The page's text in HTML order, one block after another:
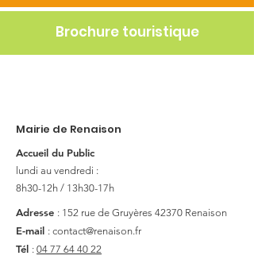
Brochure touristique
Mairie de Renaison
Accueil du Public
lundi au vendredi :
8h30-12h / 13h30-17h
Adresse : 152 rue de Gruyères 42370 Renaison
E-mail : contact@renaison.fr
Tél : 04 77 64 40 22